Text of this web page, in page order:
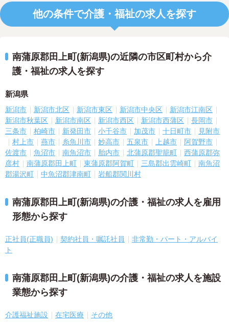
他の条件で介護・福祉の求人を探す
南蒲原郡田上町(新潟県)の近隣の市区町村から介
護・福祉の求人を探す
新潟県
新潟市 新潟市北区 新潟市東区 新潟市中央区
新潟市江南区
新潟市秋葉区
新潟市南区 新潟市西区 新潟市西蒲区
長岡市
三条市
柏崎市 新発田市 小千谷市 加茂市 十日町市
見附市
村上市
燕市 糸魚川市 妙高市 五泉市 上越市
阿賀野市
佐渡市
魚沼市 南魚沼市 胎内市 北蒲原郡聖籠町
西蒲原郡弥
彦村
南蒲原郡田上町 東蒲原郡阿賀町 三島郡出雲崎町
南魚沼
郡湯沢町
中魚沼郡津南町 岩船郡関川村
南蒲原郡田上町(新潟県)の介護・福祉の求人を雇用
形態から探す
正社員(正職員) 契約社員・嘱託社員
非常勤・パート・アルバイ
ト
南蒲原郡田上町(新潟県)の介護・福祉の求人を施設
業態から探す
介護福祉施設 在宅医療 その他